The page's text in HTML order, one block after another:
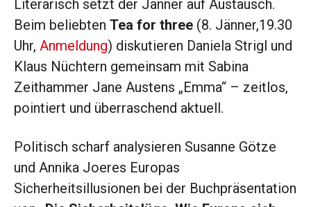
Literarisch setzt der Jänner auf Austausch.
Beim beliebten Tea for three (8. Jänner,19.30
Uhr, Anmeldung) diskutieren Daniela Strigl und
Klaus Nüchtern gemeinsam mit Sabina
Zeithammer Jane Austens „Emma“ – zeitlos,
pointiert und überraschend aktuell.
Politisch scharf analysieren Susanne Götze
und Annika Joeres Europas
Sicherheitsillusionen bei der Buchpräsentation